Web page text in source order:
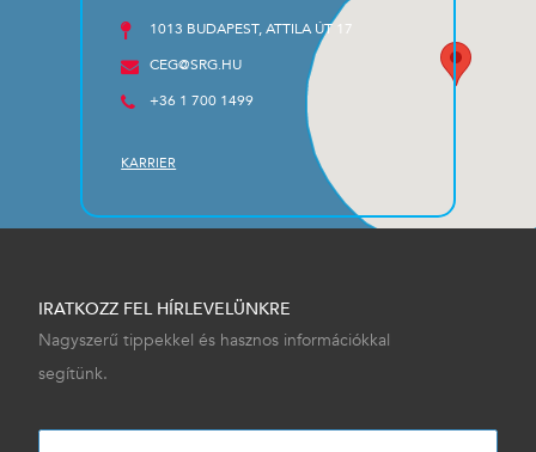
1013 BUDAPEST, ATTILA ÚT 17
CEG@SRG.HU
+36 1 700 1499
KARRIER
IRATKOZZ FEL HÍRLEVELÜNKRE
Nagyszerű tippekkel és hasznos információkkal
segítünk.